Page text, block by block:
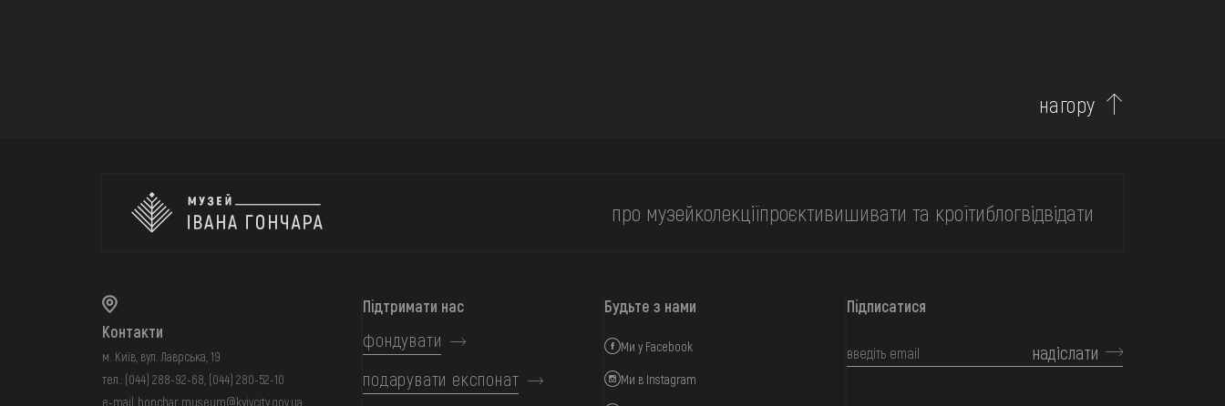
нагору
про музейколекціїпроєктивишивати та кроїтиблогвідвідати
Контакти
м. Київ, вул. Лаврська, 19
тел.: (044) 288-92-68 (044) 280-52-10
e-mail: honchar.museum@kyivcity.gov.ua
Підтримати нас
фондувати
подарувати експонат
Будьте з нами
Ми у Facebook
Ми в Instagram
Підписатися
надіслати